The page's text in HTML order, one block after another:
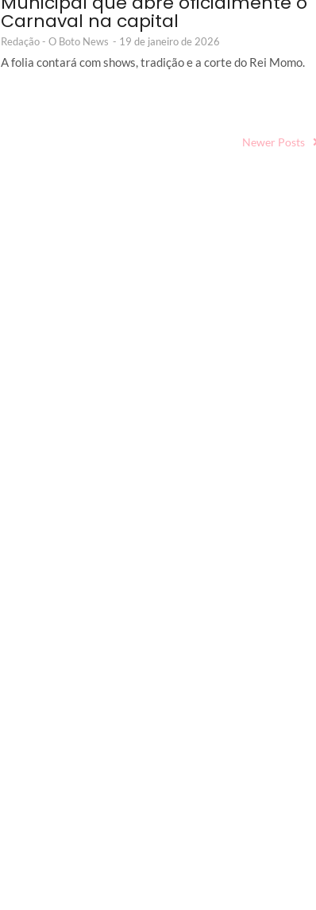
Carnaval na capital
Redação - O Boto News - 19 de janeiro de 2026
A folia contará com shows, tradição e a corte do Rei Momo.
Newer Posts